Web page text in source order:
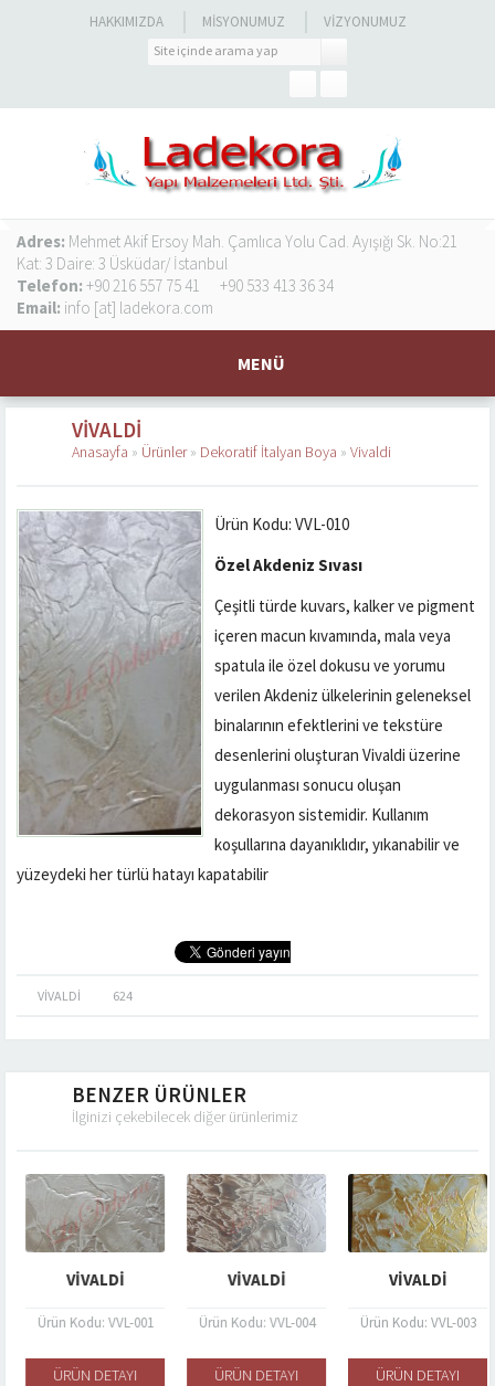
HAKKIMIZDA MISYONUMUZ VIZYONUMUZ
Adres: Mehmet Akif Ersoy Mah. Çamlıca Yolu Cad. Ayışığı Sk. No:21
Kat: 3 Daire: 3 Üsküdar/ İstanbul
Telefon: +90 216 557 75 41
+90 533 413 36 34
Email: info [at] ladekora.com
MENÜ
VIVALDI
Anasayfa » Ürünler» Dekoratif İtalyan Boya » Vivaldi
Ürün Kodu: VVL-010
Özel Akdeniz Sıvası
Çeşitli türde kuvars, kalker ve pigment
içeren macun kıvamında, mala veya
spatula ile özel dokusu ve yorumu
verilen Akdeniz ülkelerinin geleneksel
binalarının efektlerini ve tekstüre
desenlerini oluşturan Vivaldi üzerine
uygulanması sonucu oluşan
dekorasyon sistemidir. Kullanım
koşullarına dayanıklıdır, yıkanabilir ve
yüzeydeki her türlü hatayı kapatabilir
VIVALDI 624
BENZER ÜRÜNLER
İlginizi çekebilecek diğer ürünlerimiz
VIVALDI
Ürün Kodu: VVL-001
ÜRÜN DETAYI
VIVALDI
Ürün Kodu: VVL-004
ÜRÜN DETAYI
VIVALDI
Ürün Kodu: VVL-003
ÜRÜN DETAYI